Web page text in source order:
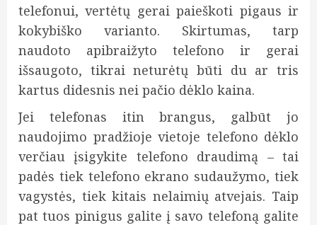
telefonui, vertėtų gerai paieškoti pigaus ir
kokybiško varianto. Skirtumas, tarp
naudoto apibraižyto telefono ir gerai
išsaugoto, tikrai neturėtų būti du ar tris
kartus didesnis nei pačio dėklo kaina.
Jei telefonas itin brangus, galbūt jo
naudojimo pradžioje vietoje telefono dėklo
verčiau įsigykite telefono draudimą – tai
padės tiek telefono ekrano sudaužymo, tiek
vagystės, tiek kitais nelaimių atvejais. Taip
pat tuos pinigus galite į savo telefoną galite